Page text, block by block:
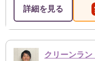
詳細を見る
クリーンラン